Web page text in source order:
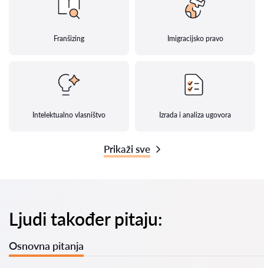
Franšizing Imigracijsko pravo
Intelektualno vlasništvo Izrada i analiza ugovora
Prikaži sve
Ljudi također pitaju:
Osnovna pitanja